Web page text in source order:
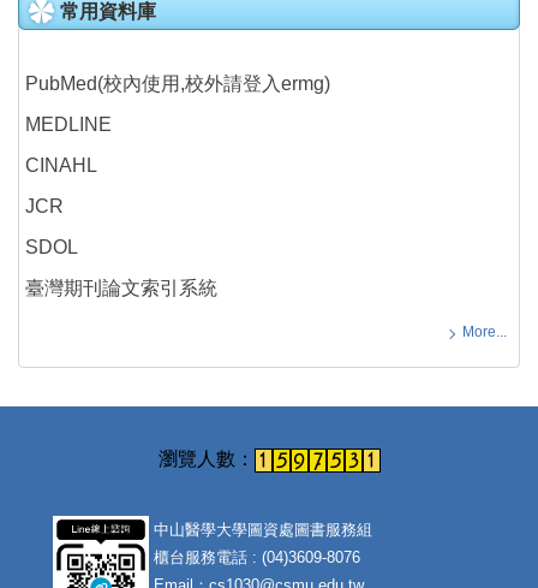
常用資料庫
PubMed(校內使用,校外請登入ermg)
MEDLINE
CINAHL
JCR
SDOL
臺灣期刊論文索引系統
More...
中山醫學大學圖資處圖書服務組
櫃台服務電話 : (04)3609-8076